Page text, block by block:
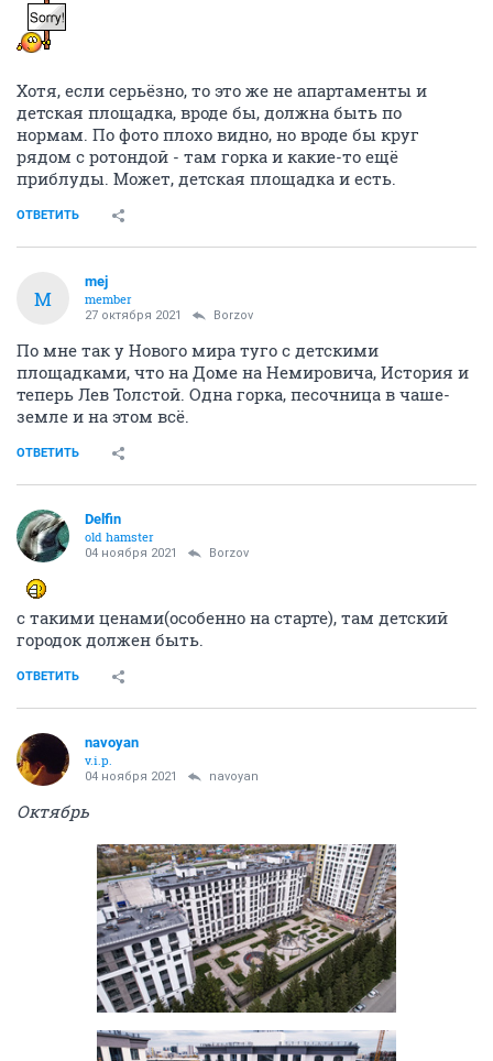
Хотя, если серьёзно, то это же не апартаменты и
детская площадка, вроде бы, должна быть по
нормам. По фото плохо видно, но вроде бы круг
рядом с ротондой - там горка и какие-то ещё
приблуды. Может, детская площадка и есть.
ОТВЕТИТЬ
M
mej
member
27 октября 2021 Borzov
По мне так у Нового мира туго с детскими
площадками, что на Доме на Немировича, История и
теперь Лев Толстой. Одна горка, песочница в чаше-
земле и на этом всё.
ОТВЕТИТЬ
Delfin
old hamster
04 ноября 2021 Borzov
с такими ценами(особенно на старте), там детский
городок должен быть.
ОТВЕТИТЬ
navoyan
v.i.p.
04 ноября 2021 navoyan
Октябрь